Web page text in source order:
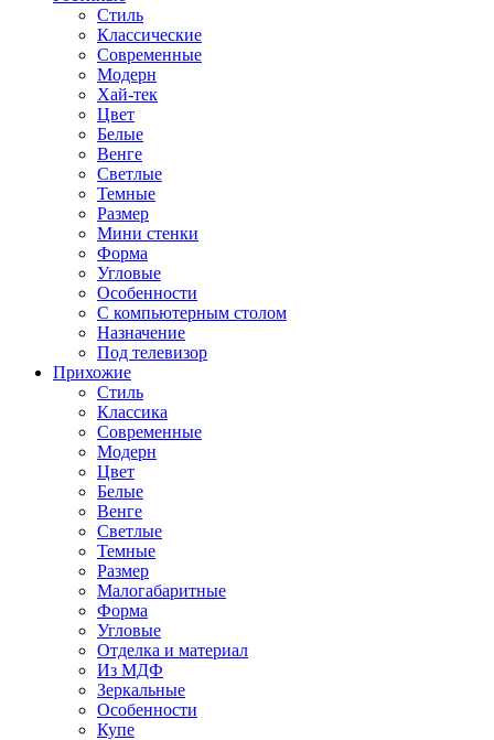
Стиль
Классические
Современные
Модерн
Хай-тек
Цвет
Белые
Венге
Светлые
Темные
Размер
Мини стенки
Форма
Угловые
Особенности
С компьютерным столом
Назначение
Под телевизор
Прихожие
Стиль
Классика
Современные
Модерн
Цвет
Белые
Венге
Светлые
Темные
Размер
Малогабаритные
Форма
Угловые
Отделка и материал
Из МДФ
Зеркальные
Особенности
Купе